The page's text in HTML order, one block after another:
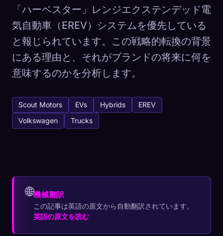
「ハーベスター」レンジエクステンデッド電
気自動車（EREV）システムを優先している
と報じられています。この戦略的転換の背景
にある理由と、それがブランドの将来に何を
意味するのかを分析します。
Scout Motors EVs Hybrids
EREV
Volkswagen
Trucks
🌐機械翻訳
この記事は英語の原文から自動翻訳されています。
英語の原文を読む